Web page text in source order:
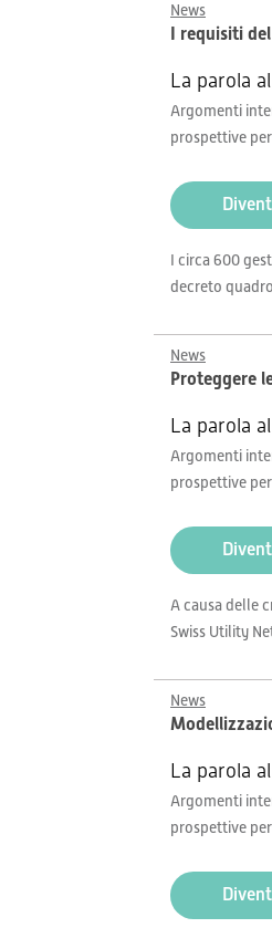
News
I requisiti
La parola
Argomenti
prospettive
I circa 600
decreto
News
Proteggere
La parola
Argomenti
prospettive
A causa delle
Swiss Utility
News
La parola
Argomenti
prospettive